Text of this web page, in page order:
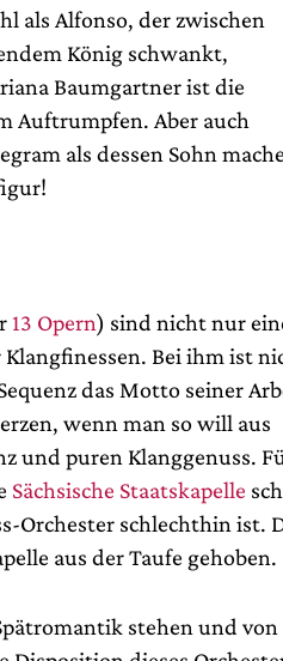
als Alfonso, der zwischen
König schwankt,
Baumgartner ist die
Auftrumpfen. Aber auch
als dessen Sohn
13 Opern) sind nicht nur
Bei ihm ist
das Motto seiner
wenn man so will aus
und puren Klanggenuss.
Sächsische Staatskapelle
Orchester schlechthin ist.
aus der Taufe gehoben.
stehen und von